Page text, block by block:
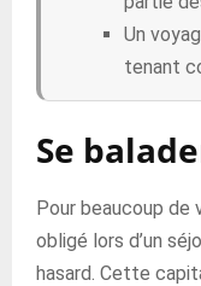
Un
tenant
Se
Pour beaucoup de
obligé lors d’un
hasard. Cette